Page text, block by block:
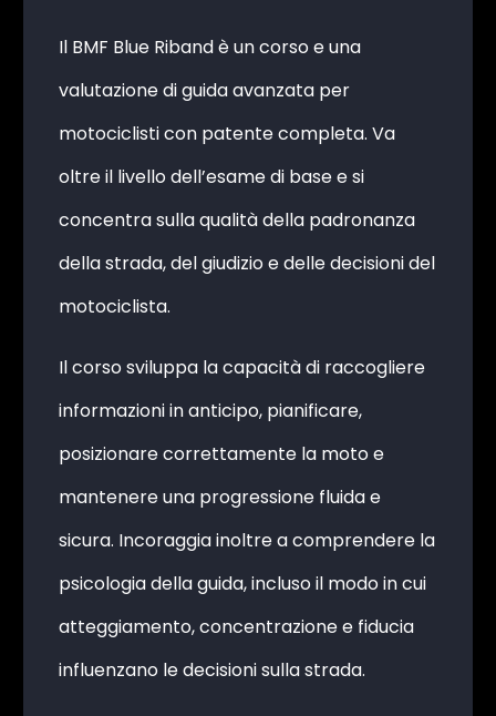
Il BMF Blue Riband è un corso e una
valutazione di guida avanzata per
motociclisti con patente completa. Va
oltre il livello dell’esame di base e si
concentra sulla qualità della padronanza
della strada, del giudizio e delle decisioni del
motociclista.
Il corso sviluppa la capacità di raccogliere
informazioni in anticipo, pianificare,
posizionare correttamente la moto e
mantenere una progressione fluida e
sicura. Incoraggia inoltre a comprendere la
psicologia della guida, incluso il modo in cui
atteggiamento, concentrazione e fiducia
influenzano le decisioni sulla strada.